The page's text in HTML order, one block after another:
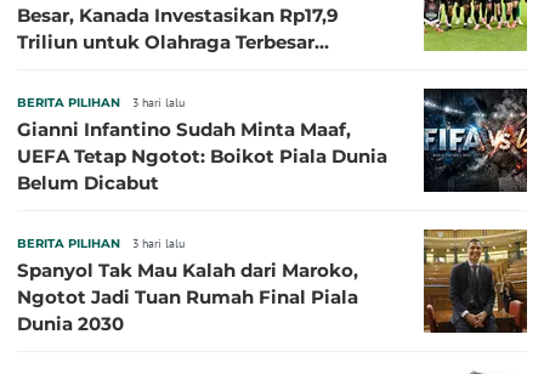
Besar, Kanada Investasikan Rp17,9
Triliun untuk Olahraga Terbesar
BERITA PILIHAN 3 hari lalu
Gianni Infantino Sudah Minta Maaf,
UEFA Tetap Ngotot: Boikot Piala Dunia
Belum Dicabut
BERITA PILIHAN 3 hari lalu
Spanyol Tak Mau Kalah dari Maroko,
Ngotot Jadi Tuan Rumah Final Piala
Dunia 2030